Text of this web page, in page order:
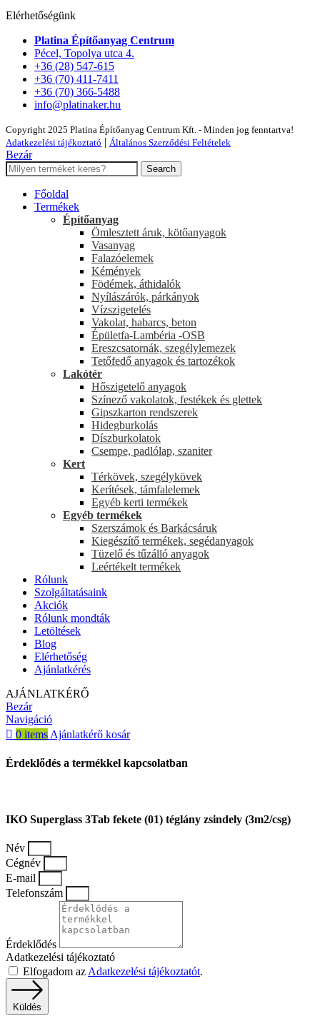
Elérhetőségünk
Platina Építőanyag Centrum
Pécel, Topolya utca 4.
+36 (28) 547-615
+36 (70) 411-7411
+36 (70) 366-5488
info@platinaker.hu
Copyright 2025 Platina Építőanyag Centrum Kft. - Minden jog fenntartva!
Adatkezelési tájékoztató | Általános Szerződési Feltételek
Bezár
Search
Főoldal
Termékek
Építőanyag
Ömlesztett áruk, kötőanyagok
Vasanyag
Falazóelemek
Kémények
Födémek, áthidalók
Nyílászárók, párkányok
Vízszigetelés
Vakolat, habarcs, beton
Épületfa-Lambéria -OSB
Ereszcsatornák, szegélylemezek
Tetőfedő anyagok és tartozékok
Lakótér
Hőszigetelő anyagok
Színező vakolatok, festékek és glettek
Gipszkarton rendszerek
Hidegburkolás
Díszburkolatok
Csempe, padlólap, szaniter
Kert
Térkövek, szegélykövek
Kerítések, támfalelemek
Egyéb kerti termékek
Egyéb termékek
Szerszámok és Barkácsáruk
Kiegészítő termékek, segédanyagok
Tüzelő és tűzálló anyagok
Leértékelt termékek
Rólunk
Szolgáltatásaink
Akciók
Rólunk mondták
Letöltések
Blog
Elérhetőség
Ajánlatkérés
AJÁNLATKÉRŐ
Bezár
Navigáció
0 items Ajánlatkérő kosár
Érdeklődés a termékkel kapcsolatban
IKO Superglass 3Tab fekete (01) téglány zsindely (3m2/csg)
Név
Cégnév
E-mail
Telefonszám
Érdeklődés
Adatkezelési tájékoztató
Elfogadom az Adatkezelési tájékoztatót.
Küldés